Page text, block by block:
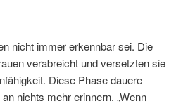
nicht immer erkennbar sei. Die
verabreicht und versetzten sie
Diese Phase dauere
nichts mehr erinnern. „Wenn